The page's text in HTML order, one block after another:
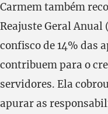
Carmem também
Reajuste Geral Anual
confisco de 14% das
contribuem para o
servidores. Ela
apurar as